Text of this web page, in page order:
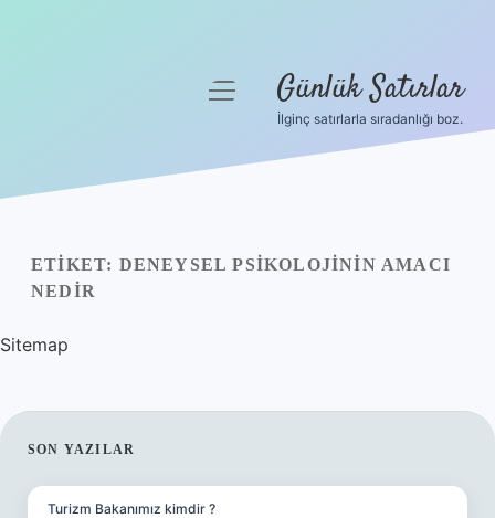
Yasal Uyarı
menüyü Günlük Satırlar
İlginç satırlarla sıradanlığı boz.
ETIKET: DENEYSEL PSIKOLOJININ AMACI
NEDIR
Sitemap
SIDEBAR
SON YAZILAR
Turizm Bakanımız kimdir ?